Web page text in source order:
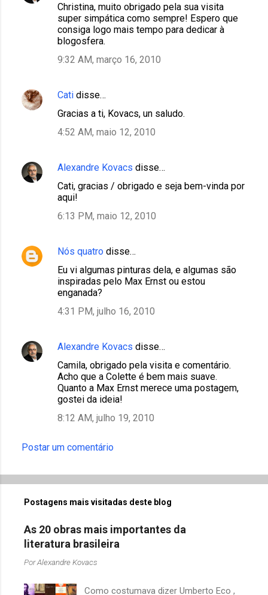
Christina, muito obrigado pela sua visita
super simpática como sempre! Espero que
consiga logo mais tempo para dedicar à
blogosfera.
9:32 AM, março 16, 2010
Cati disse…
Gracias a ti, Kovacs, un saludo.
4:52 AM, maio 12, 2010
Alexandre Kovacs disse…
Cati, gracias / obrigado e seja bem-vinda por
aqui!
6:13 PM, maio 12, 2010
Nós quatro disse…
Eu vi algumas pinturas dela, e algumas são
inspiradas pelo Max Ernst ou estou
enganada?
4:31 PM, julho 16, 2010
Alexandre Kovacs disse…
Camila, obrigado pela visita e comentário.
Acho que a Colette é bem mais suave.
Quanto a Max Ernst merece uma postagem,
gostei da ideia!
8:12 AM, julho 19, 2010
Postar um comentário
Postagens mais visitadas deste blog
As 20 obras mais importantes da
literatura brasileira
PorAlexandre Kovacs
Como costumava dizer Umberto Eco ,